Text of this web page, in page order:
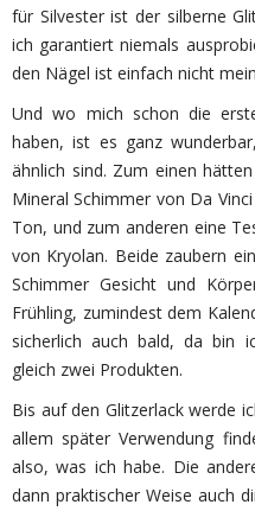
für Silvester ist der silberne
ich garantiert niemals
den Nägel ist einfach nicht
Und wo mich schon die
haben, ist es ganz
ähnlich sind. Zum einen
Mineral Schimmer von Da
Ton, und zum anderen eine
von Kryolan. Beide zaubern
Schimmer Gesicht und
Frühling, zumindest dem
sicherlich auch bald, da bin
gleich zwei Produkten.
Bis auf den Glitzerlack werde
allem später Verwendung
also, was ich habe. Die
dann praktischer Weise auch